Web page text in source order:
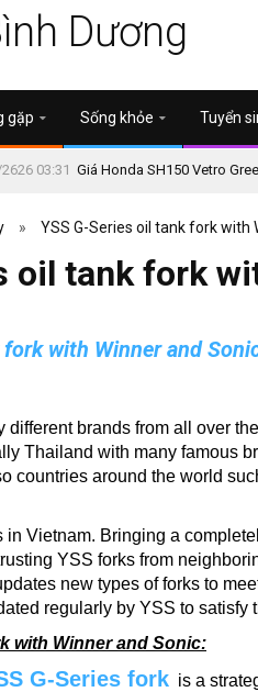
Dương
gặp Sống khỏe Tuyển
03:31 Giá Honda SH150 Vetro
» YSS G-Series oil tank fork with
oil tank fork
with Winner and
different brands from all over
Thailand with many famous
countries around the world
in Vietnam. Bringing a
YSS forks from
new types of forks to
regularly by YSS to satisfy
with Winner and Sonic:
G-Series fork is a